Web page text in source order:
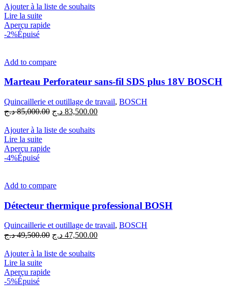
initial
Ajouter à la liste de souhaits
Lire la suite
Aperçu rapide
-2%Épuisé
Add to compare
Marteau Perforateur sans-fil SDS plus 18V BOSCH
Quincaillerie et outillage de travail, BOSCH
85,000.00 د.ج
Le
initial
83,500.00 د.ج
Le
Ajouter à la liste de souhaits
Lire la suite
Aperçu rapide
-4%Épuisé
Add to compare
Détecteur thermique professional BOSH
Quincaillerie et outillage de travail, BOSCH
49,500.00 د.ج
Le
initial
47,500.00 د.ج
Le
Ajouter à la liste de souhaits
Lire la suite
Aperçu rapide
-5%Épuisé